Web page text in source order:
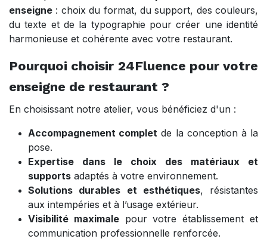
enseigne : choix du format, du support, des couleurs,
du texte et de la typographie pour créer une identité
harmonieuse et cohérente avec votre restaurant.
Pourquoi choisir 24Fluence pour votre
enseigne de restaurant ?
En choisissant notre atelier, vous bénéficiez d'un :
Accompagnement complet de la conception à la
pose.
Expertise dans le choix des matériaux et
supports adaptés à votre environnement.
Solutions durables et esthétiques, résistantes
aux intempéries et à l’usage extérieur.
Visibilité maximalepour votre établissement et
communication professionnelle renforcée.